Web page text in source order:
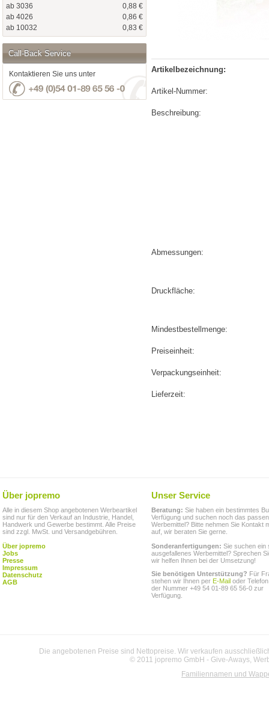
ab 3036
0,88 €
ab 4026
0,86 €
ab 10032
0,83 €
Call-Back Service
Kontaktieren Sie uns unter Artikelbezeichnung:
Artikel-Nummer:
Beschreibung:
Abmessungen:
Druckfläche:
Mindestbestellmenge:
Preiseinheit:
Verpackungseinheit:
Lieferzeit:
Über jopremo
Alle in diesem Shop angebotenen Werbeartikel
sind nur für den Verkauf an Industrie, Handel,
Handwerk und Gewerbe bestimmt. Alle Preise
sind zzgl. MwSt. und Versandgebühren.
Über jopremo
Jobs
Presse
Impressum
Datenschutz
AGB
Unser Service
Beratung: Sie haben ein bestimmtes
Verfügung und suchen noch das
Werbemittel? Bitte nehmen Sie Kontakt
auf, wir beraten Sie gerne.
Sonderanfertigungen: Sie suchen ein
ausgefallenes Werbemittel? Sprechen
wir helfen Ihnen bei der Umsetzung!
Sie benötigen Unterstützung? Für
stehen wir Ihnen per E-Mail oder
der Nummer +49 54 01-89 65 56-0 zur
Verfügung.
Die angebotenen Preise sind Nettopreise. Wir verkaufen
© 2011 jopremo GmbH - Give-Aways,
Familiennamen und